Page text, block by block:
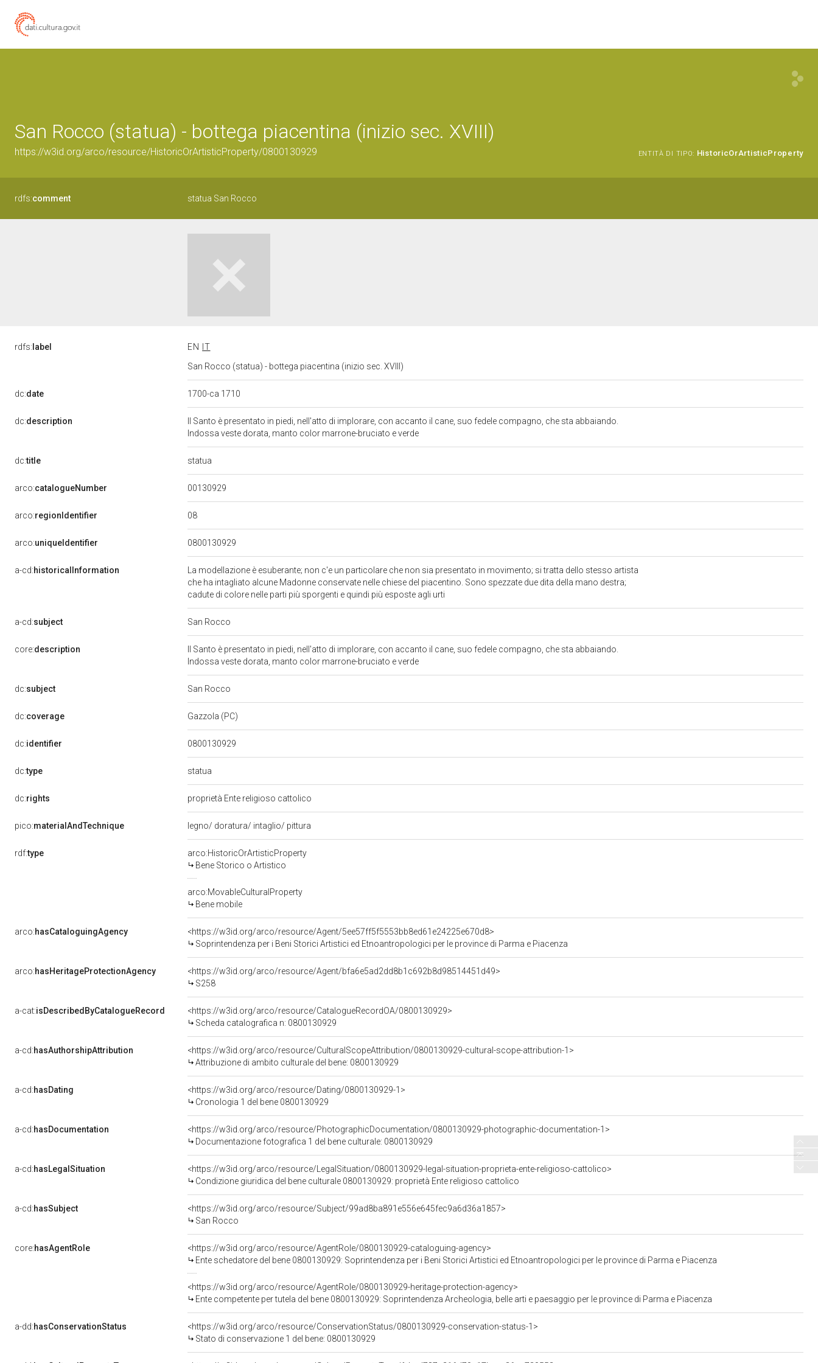
San Rocco (statua) - bottega piacentina (inizio sec. XVIII)
https://w3id.org/arco/resource/HistoricOrArtisticProperty/0800130929 ENTITÀ DI TIPO: HistoricOrArtisticProperty
rdfs:comment statua San Rocco
rdfs: label EN
IT
San Rocco (statua) - bottega piacentina (inizio sec. XVIII)
dc:date 1700-ca 1710
dc:description
Il Santo è presentato in piedi, nell'atto di implorare, con accanto il cane, suo fedele compagno, che sta abbaiando.
Indossa veste dorata, manto color marrone-bruciato e verde
dc:title statua
arco:catalogueNumber 00130929
arco:regionIdentifier 08
arco:uniqueIdentifier 0800130929
a-cd:historicalInformation
La modellazione è esuberante; non c'e un particolare che non sia presentato in movimento; si tratta dello stesso artista
che ha intagliato alcune Madonne conservate nelle chiese del piacentino. Sono spezzate due dita della mano destra;
cadute di colore nelle parti più sporgenti e quindi più esposte agli urti
a-cd:subject San Rocco
core:description
Il Santo è presentato in piedi, nell'atto di implorare, con accanto il cane, suo fedele compagno, che sta abbaiando.
Indossa veste dorata, manto color marrone-bruciato e verde
dc:subject San Rocco
dc:coverage Gazzola (PC)
dc:identifier 0800130929
dc:type statua
dc:rights proprietà Ente religioso cattolico
pico:materialAndTechnique legno/ doratura/ intaglio/ pittura
rdf:type
arco:HistoricOrArtisticProperty
Bene Storico o Artistico
arco:MovableCulturalProperty
Bene mobile
arco:hasCataloguingAgency
<https://w3id.org/arco/resource/Agent/5ee57ff5f5553bb8ed61e24225e670d8>
Soprintendenza per i Beni Storici Artistici ed Etnoantropologici per le province di Parma e Piacenza
arco:hasHeritageProtectionAgency
<https://w3id.org/arco/resource/Agent/bfa6e5ad2dd8b1c692b8d98514451d49>
S258
a-cat:isDescribedByCatalogueRecord
<https://w3id.org/arco/resource/CatalogueRecordOA/0800130929>
Scheda catalografica n: 0800130929
a-cd:hasAuthorshipAttribution
<https://w3id.org/arco/resource/CulturalScopeAttribution/0800130929-cultural-scope-attribution-1>
Attribuzione di ambito culturale del bene: 0800130929
a-cd:hasDating
<https://w3id.org/arco/resource/Dating/0800130929-1>
Cronologia 1 del bene 0800130929
a-cd:hasDocumentation
<https://w3id.org/arco/resource/PhotographicDocumentation/0800130929-photographic-documentation-1>
Documentazione fotografica 1 del bene culturale: 0800130929
a-cd:hasLegalSituation
<https://w3id.org/arco/resource/LegalSituation/0800130929-legal-situation-proprieta-ente-religioso-cattolico>
Condizione giuridica del bene culturale 0800130929: proprietà Ente religioso cattolico
a-cd:hasSubject
<https://w3id.org/arco/resource/Subject/99ad8ba891e556e645fec9a6d36a1857>
San Rocco
core:hasAgentRole
<https://w3id.org/arco/resource/AgentRole/0800130929-cataloguing-agency>
Ente schedatore del bene 0800130929: Soprintendenza per i Beni Storici Artistici ed Etnoantropologici per le province di Parma e Piacenza
<https://w3id.org/arco/resource/AgentRole/0800130929-heritage-protection-agency>
Ente competente per tutela del bene 0800130929: Soprintendenza Archeologia, belle arti e paesaggio per le province di Parma e Piacenza
a-dd:hasConservationStatus
<https://w3id.org/arco/resource/ConservationStatus/0800130929-conservation-status-1>
Stato di conservazione 1 del bene: 0800130929